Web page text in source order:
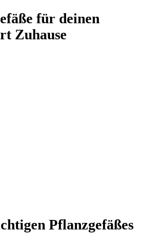
für deinen
Zuhause
Pflanzgefäßes